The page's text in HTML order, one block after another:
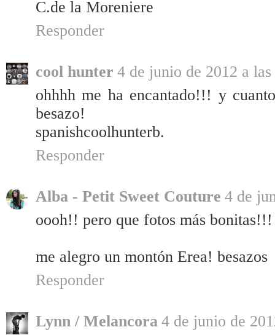
C.de la Moreniere
Responder
cool hunter 4 de junio de 2012 a
ohhhh me ha encantado!!! y
besazo!
spanishcoolhunterb.
Responder
Alba - Petit Sweet Couture 4 de
oooh!! pero que fotos más bonitas!!!
me alegro un montón Erea! besazos
Responder
Lynn / Melancora 4 de junio de